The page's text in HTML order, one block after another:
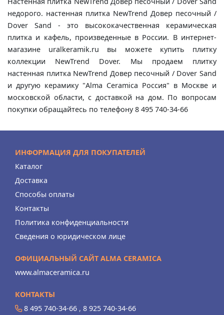
недорого. настенная плитка NewTrend Довер песочный /
Dover Sand - это высококачественная керамическая
плитка и кафель, произведенные в России. В интернет-
магазине uralkeramik.ru вы можете купить плитку
коллекции NewTrend Dover. Мы продаем плитку
настенная плитка NewTrend Довер песочный / Dover Sand
и другую керамику "Alma Ceramica Россия" в Москве и
московской области, с доставкой на дом. По вопросам
покупки обращайтесь по телефону 8 495 740-34-66
ИНФОРМАЦИЯ ДЛЯ ПОКУПАТЕЛЕЙ
Каталог
Доставка
Способы оплаты
Контакты
Политика конфиденциальности
Сведения о юридическом лице
ОФИЦИАЛЬНЫЙ САЙТ ALMA CERAMICA
www.almaceramica.ru
КОНТАКТЫ
8 495 740-34-66 , 8 925 740-34-66